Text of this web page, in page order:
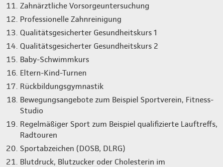
Zahnärztliche Vorsorgeuntersuchung
Professionelle Zahnreinigung
Qualitätsgesicherter Gesundheitskurs 1
Qualitätsgesicherter Gesundheitskurs 2
Baby-Schwimmkurs
Eltern-Kind-Turnen
Rückbildungsgymnastik
Bewegungsangebote zum Beispiel Sportverein, Fitness-
Studio
Regelmäßiger Sport zum Beispiel qualifizierte Lauftreffs,
Radtouren
Sportabzeichen (DOSB, DLRG)
Blutdruck, Blutzucker oder Cholesterin im